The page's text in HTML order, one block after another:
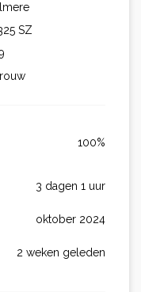
SZ
100%
3 dagen 1 uur
oktober 2024
2 weken geleden